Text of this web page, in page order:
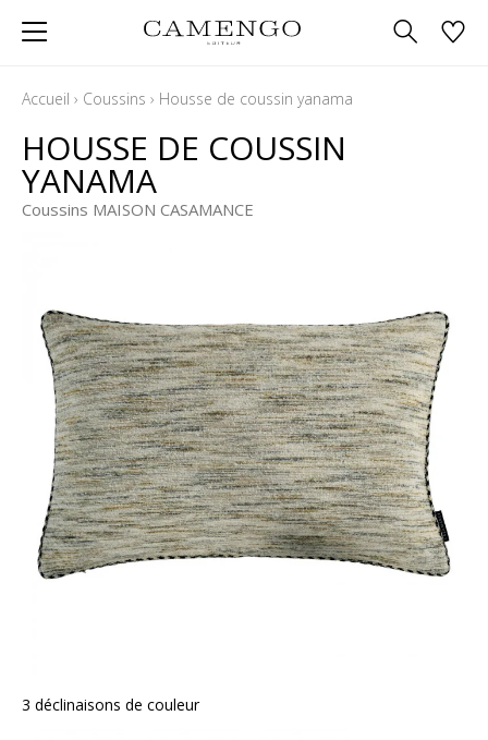
Accueil › Coussins › Housse de coussin yanama
HOUSSE DE COUSSIN
YANAMA
Coussins MAISON CASAMANCE
3 déclinaisons de couleur